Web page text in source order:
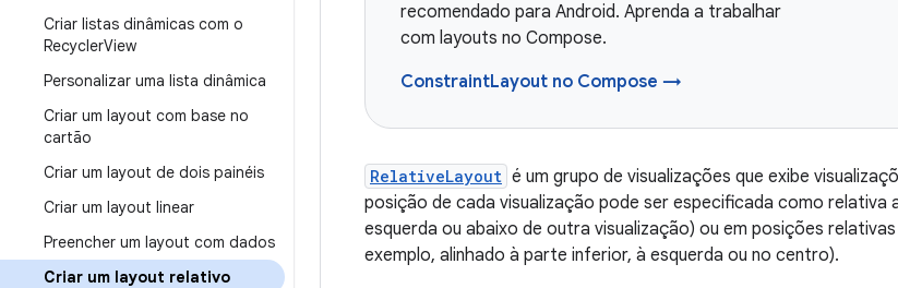
Criar listas dinâmicas com o
RecyclerView
Personalizar uma lista dinâmica
Criar um layout com base no
cartão
Criar um layout de dois painéis
Criar um layout linear
Preencher um layout com dados
Criar um layout relativo
recomendado para Android. Aprenda a trabalhar
com layouts no Compose.
ConstraintLayout no Compose →
RelativeLayout é um grupo de visualizações que exibe
posição de cada visualização pode ser especificada como relativa
esquerda ou abaixo de outra visualização) ou em posições
exemplo, alinhado à parte inferior, à esquerda ou no centro).